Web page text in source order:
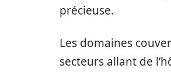
précieuse.
Les domaines
secteurs allant de